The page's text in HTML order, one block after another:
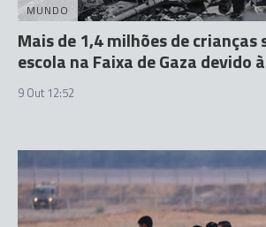
MUNDO
Mais de 1,4 milhões de crianças
escola na Faixa de Gaza devido
9 Out 12:52